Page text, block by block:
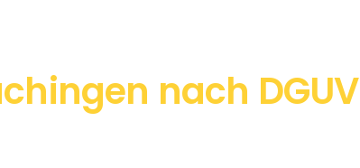
nach DGUV